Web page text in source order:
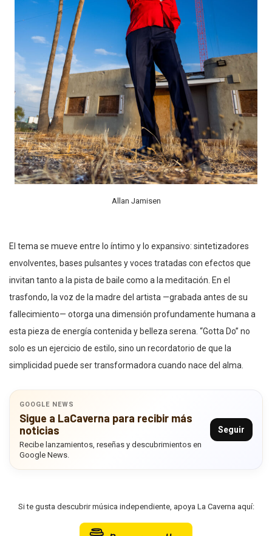
Allan Jamisen
El tema se mueve entre lo íntimo y lo expansivo: sintetizadores
envolventes, bases pulsantes y voces tratadas con efectos que
invitan tanto a la pista de baile como a la meditación. En el
trasfondo, la voz de la madre del artista —grabada antes de su
fallecimiento— otorga una dimensión profundamente humana a
esta pieza de energía contenida y belleza serena. “Gotta Do” no
solo es un ejercicio de estilo, sino un recordatorio de que la
simplicidad puede ser transformadora cuando nace del alma.
GOOGLE NEWS
Sigue a LaCaverna para recibir más
noticias
Recibe lanzamientos, reseñas y descubrimientos en
Google News.
Seguir
Si te gusta descubrir música independiente, apoya La Caverna aquí: